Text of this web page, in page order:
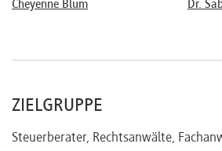
Cheyenne Blum Dr.
ZIELGRUPPE
Steuerberater, Rechtsanwälte,